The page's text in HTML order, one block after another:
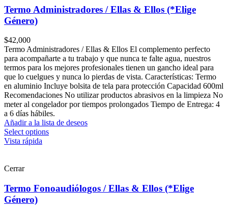
Termo Administradores / Ellas & Ellos (*Elige
Género)
$42,000
Termo Administradores / Ellas & Ellos El complemento perfecto
para acompañarte a tu trabajo y que nunca te falte agua, nuestros
termos para los mejores profesionales tienen un gancho ideal para
que lo cuelgues y nunca lo pierdas de vista. Características: Termo
en aluminio Incluye bolsita de tela para protección Capacidad 600ml
Recomendaciones No utilizar productos abrasivos en la limpieza No
meter al congelador por tiempos prolongados Tiempo de Entrega: 4
a 6 días hábiles.
Añadir a la lista de deseos
Select options
Vista rápida
Cerrar
Termo Fonoaudiólogos / Ellas & Ellos (*Elige
Género)